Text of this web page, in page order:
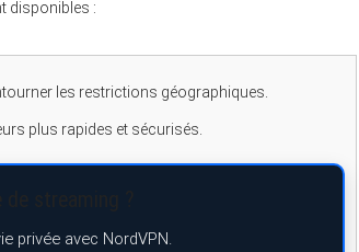
disponibles :
les restrictions géographiques.
plus rapides et sécurisés.
privée avec NordVPN.